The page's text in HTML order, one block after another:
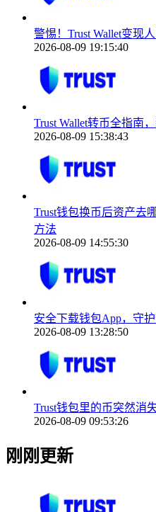
警惕！Trust Wallet变现
2026-08-09 19:15:40
Trust Wallet转币全指南
2026-08-09 15:38:43
Trust钱包换币后资产去
方法
2026-08-09 14:55:30
安全下载钱包App，守
2026-08-09 13:28:50
Trust钱包里的币突然消
2026-08-09 09:53:26
刚刚更新